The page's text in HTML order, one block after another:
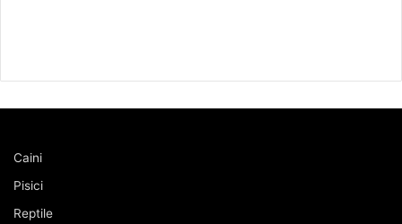
Caini
Pisici
Reptile